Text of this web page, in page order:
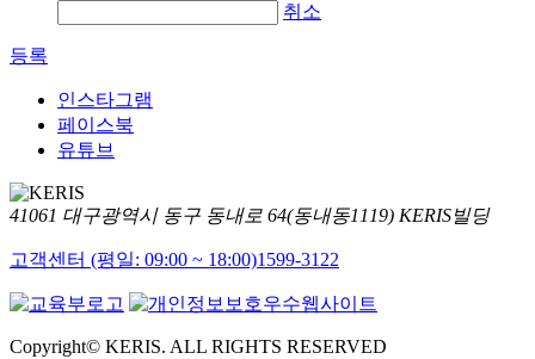
취소
등록
인스타그램
페이스북
유튜브
41061 대구광역시 동구 동내로 64(동내동1119) KERIS빌딩
고객센터 (평일: 09:00 ~ 18:00)1599-3122
Copyright© KERIS. ALL RIGHTS RESERVED